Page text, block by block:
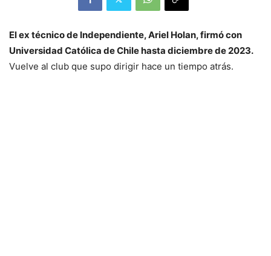
El ex técnico de Independiente, Ariel Holan, firmó con
Universidad Católica de Chile hasta diciembre de 2023.
Vuelve al club que supo dirigir hace un tiempo atrás.